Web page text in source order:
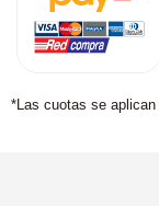
*Las cuotas se aplican